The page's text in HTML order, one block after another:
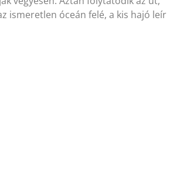
ismeretlen óceán felé, a kis hajó leír